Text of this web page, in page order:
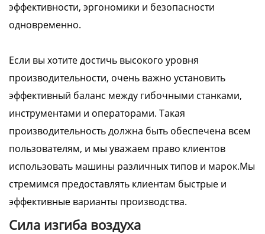
эффективности, эргономики и безопасности
одновременно.
Если вы хотите достичь высокого уровня
производительности, очень важно установить
эффективный баланс между гибочными станками,
инструментами и операторами. Такая
производительность должна быть обеспечена всем
пользователям, и мы уважаем право клиентов
использовать машины различных типов и марок.Мы
стремимся предоставлять клиентам быстрые и
эффективные варианты производства.
Сила изгиба воздуха